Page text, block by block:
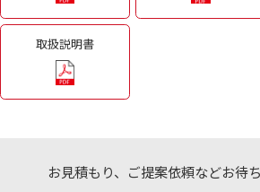
取扱説明書
お見積もり、ご提案依頼などお待